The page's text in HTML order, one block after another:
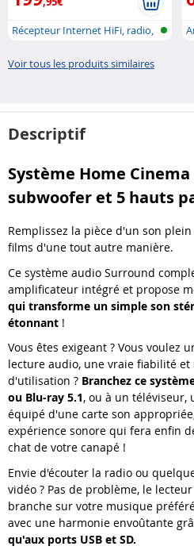
Récepteur Internet HiFi, radio,
Voir tous les produits similaires
Descriptif
Système Home
subwoofer et 5 hauts
Remplissez la pièce d'un son
films d'une tout autre manière.
Ce système audio Surround
amplificateur intégré et propose
qui transforme un simple son
étonnant !
Vous êtes exigeant ? Vous voulez
lecture audio, une vraie fiabilité
d'utilisation ? Branchez ce
ou Blu-ray 5.1, ou à un téléviseur,
équipé d'une carte son
expérience sonore qui fera enfin
chat de votre canapé !
Envie d'écouter la radio ou
vidéo ? Pas de problème, le
branche sur votre musique
avec une harmonie envoûtante
qu'aux ports USB et SD.